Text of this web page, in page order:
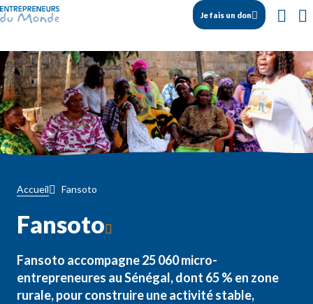
Je fais un don
Accueil Fansoto
Fansoto
Fansoto accompagne 25 060 micro-
entrepreneures au Sénégal, dont 65 % en zone
rurale, pour construire une activité stable,